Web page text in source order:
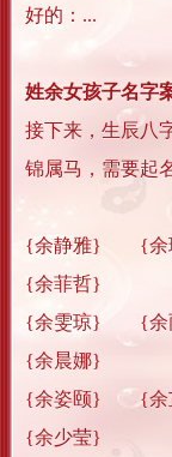
好的：...
姓余女孩子名字
接下来，生辰八
锦属马，需要起
{余静雅} {
{余菲哲}
{余雯琼} {
{余晨娜}
{余姿颐} {
{余少莹}